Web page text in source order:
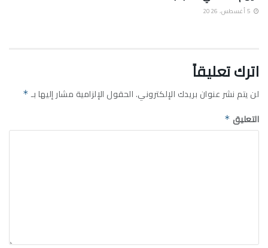
اترك تعليقاً
لن يتم نشر عنوان بريدك الإلكتروني.الحقول الإلزامية مشار إليها بـ *
التعليق *